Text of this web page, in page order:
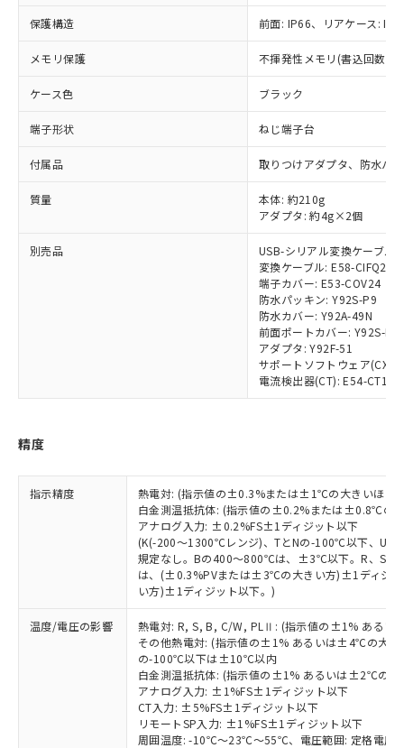
保護構造 前面: IP66、リアケース:
メモリ保護 不揮発性メモリ(書込回数:
ケース色 ブラック
端子形状 ねじ端子台
付属品 取りつけアダプタ、防水パ
質量
本体: 約210g
アダプタ: 約4g×2個
別売品
USB-シリアル変換ケーブル:
変換ケーブル: E58-CIFQ2-E
端子カバー: E53-COV24
防水パッキン: Y92S-P9
防水カバー: Y92A-49N
前面ポートカバー: Y92S-P7
アダプタ: Y92F-51
サポートソフトウェア(CX-
電流検出器(CT): E54-CT1/
精度
指示精度
熱電対: (指示値の±0.3%または±1℃の大きいほう
白金測温抵抗体: (指示値の±0.2%または±0.8℃の
アナログ入力: ±0.2%FS±1ディジット以下
(K(-200～1300℃レンジ)、TとNの-100℃以下、U
規定なし。Bの400～800℃は、±3℃以下。R、S
は、(±0.3%PVまたは±3℃の大きい方)±1ディジ
い方)±1ディジット以下。)
温度/電圧の影響
熱電対: R, S, B, C/W, PLⅡ: (指示値の±1% ある
その他熱電対: (指示値の±1% あるいは±4℃の大き
の-100℃以下は±10℃以内
白金測温抵抗体: (指示値の±1% あるいは±2℃の大
アナログ入力: ±1%FS±1ディジット以下
CT入力: ±5%FS±1ディジット以下
リモートSP入力: ±1%FS±1ディジット以下
周囲温度: -10℃～23℃～55℃、電圧範囲: 定格電圧
覧された時点での実際の在庫および標
準価格とは異なる場合があることをご
正式な納期状況および標準価格はお客
様のお取引先、またはお客様担当のオ
ムロン制御機器販売店・当社販売員に
オムロン制御機器販売店や当社販売拠
販売ネットワーク
」をご確認
在庫状況および標準価格結果を当社の
示しないようお願いします。
マイパーツ機能（部品リスト作成サー
ビス）をご利用いただくには、I-Web
メンバーズにご登録されている必要が
お客様が当ウェブサイト上で当社にご
登録された部品リストについて、当社
および当社の共同利用者が、当社の製
の共同利用に関して"
の「1.共同利
用者の範囲」に記載されている法人を
指します。
鉛(Pb) 1000ppm以下、 水銀(Hg) 1000ppm以下、 カド
ミウム(Cd) 100ppm以下、
六価クロム(Cr(Ⅵ)) 1000ppm以下、ポリ臭化ビフェニル
類(PBB) 1000ppm以下、ポリ臭化ジフェニルエーテル類
ルベンジル（BBP） 1000ppm以下、フタル酸ジブチル
（DBP） 1000ppm以下、フタル酸ジイソブチル
(DIBP) 1000ppm以下
但し、RoHS指令で産業用監視および制御機器に対する
フタル酸エステル類の４物質については閾値を超える意
図的な使用がないことを確認しています。
部品在庫の切り替え状況などにより、予定
※3 非含有証明書ダウンロード
下記の非含有証明書をダウンロードするこ
51物質の非含有証明書（当社基準）
※本証明書は発行日時点で非含有を証明す
るもので、過去に遡って非含有を証明する
ものではありません。
また、RoHS指令のフタル酸エステル類４
物質の対応では、対応完了までの期間は出
荷製品に未対応品が混在することから備考
欄に対応日を記載しておりました。
既に当社にて対応品への在庫切替を完了
していることから、特段のことがない限
り、2022年1月12日より割愛しておりま
*中国RoHS10物質の基準値 (GB/T26572)：
Pb(鉛) :1000ppm、 Hg(水銀) : 1000ppm、 Cd(カドミウ
Cr(Ⅵ)(六価クロム) : 1000ppm、 PBBs(ポリ臭化ビフェ
ニル類) : 1000ppm、 PBDEs(ポリ臭化ジフェニルエーテ
DBP(フタル酸ジブチル) : 1000ppm、 DIBP(フタル酸ジ
イソブチル) : 1000ppm、 BBP(フタル酸ブチルベンジ
ル) : 1000ppm、
「ｅ」：有害物質（10物質）のすべてが基
準値以下であることを示します。
「10」：通常の使用状況下において有害物
質が外部に漏えいし、環境に深刻な影響を
「－」：未確認です。当社販売部門へお問
または国外への提供する場合は、日本
国政府の輸出許可(または役務取引許
可)を取得するなどの必要な手続きを
全に破砕するなど、違法に輸出されな
いよう必要な手段を講じます。
当社は貴社製品を、核兵器、ミサイ
ル、化学兵器、生物兵器またはその他
武器並びにこれらの製造装置等に一切
当社は、貴社製品を第三者に販売する
場合は、上記1、2および3の内容を当
該第三者に通知します。また当社は、
販売先および販売に係わる関係者が違
法に輸出するおそれがある場合は、取
一定数以上の在庫あり
在庫なし(最新の在庫状況につ
いては、お客様のお取引先、ま
たはお客様担当のオムロン制御
機器販売店・当社販売員にご確
受注生産機種、また在庫状況の
情報を公開していない機種